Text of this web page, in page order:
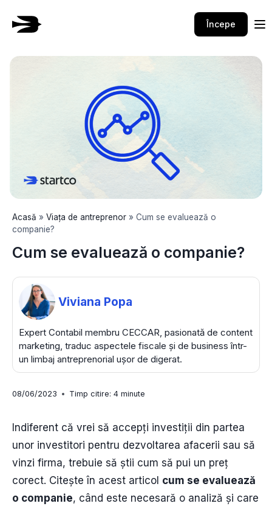
content
Începe
Acasă » Viața de antreprenor » Cum se evaluează o
companie?
Cum se evaluează o companie?
Viviana Popa
Expert Contabil membru CECCAR, pasionată de content
marketing, traduc aspectele fiscale și de business într-
un limbaj antreprenorial ușor de digerat.
08/06/2023 Timp citire: 4 minute
Indiferent că vrei să accepți investiții din partea
unor investitori pentru dezvoltarea afacerii sau să
vinzi firma, trebuie să știi cum să pui un preț
corect. Citește în acest articol cum se evaluează
o companie, când este necesară o analiză și care